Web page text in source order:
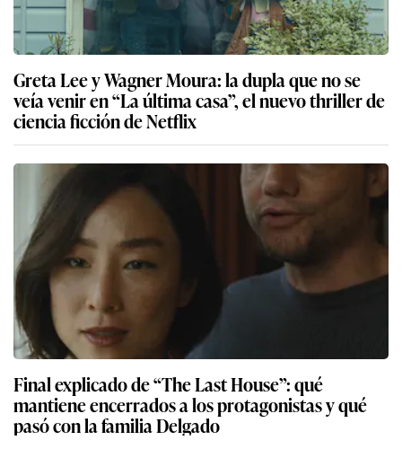
Greta Lee y Wagner Moura: la dupla que no se
veía venir en “La última casa”, el nuevo thriller de
ciencia ficción de Netflix
Final explicado de “The Last House”: qué
mantiene encerrados a los protagonistas y qué
pasó con la familia Delgado